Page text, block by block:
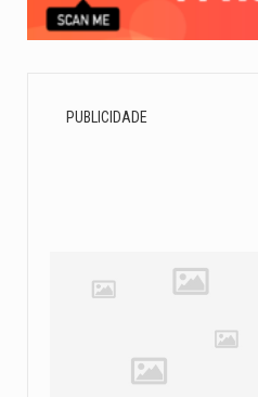
PUBLICIDADE